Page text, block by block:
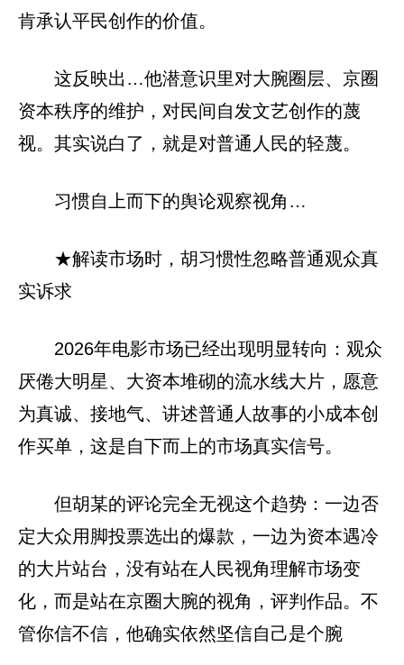
肯承认平民创作的价值。
这反映出…他潜意识里对大腕圈层、京圈
资本秩序的维护，对民间自发文艺创作的蔑
视。其实说白了，就是对普通人民的轻蔑。
习惯自上而下的舆论观察视角…
★解读市场时，胡习惯性忽略普通观众真
实诉求
2026年电影市场已经出现明显转向：观众
厌倦大明星、大资本堆砌的流水线大片，愿意
为真诚、接地气、讲述普通人故事的小成本创
作买单，这是自下而上的市场真实信号。
但胡某的评论完全无视这个趋势：一边否
定大众用脚投票选出的爆款，一边为资本遇冷
的大片站台，没有站在人民视角理解市场变
化，而是站在京圈大腕的视角，评判作品。不
管你信不信，他确实依然坚信自己是个腕